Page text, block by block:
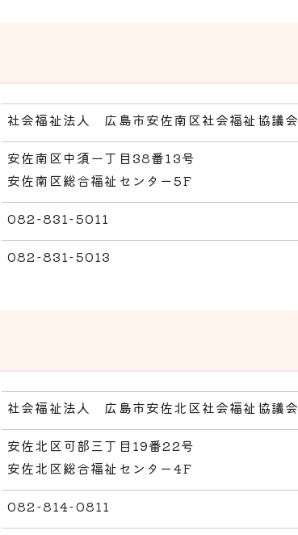
社会福祉法人 広島市安佐南区社会福祉協議会
安佐南区中須一丁目38番13号
安佐南区総合福祉センター5F
082-831-5011
082-831-5013
社会福祉法人 広島市安佐北区社会福祉協議会
安佐北区可部三丁目19番22号
安佐北区総合福祉センター4F
082-814-0811